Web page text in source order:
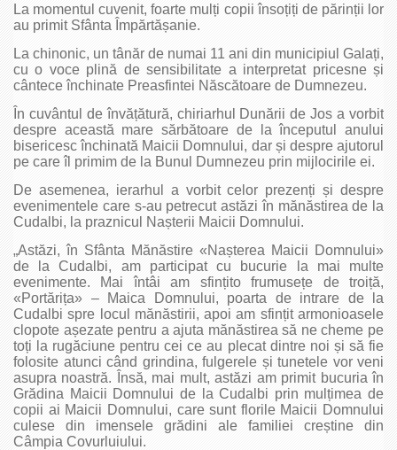
La momentul cuvenit, foarte mulți copii însoțiți de părinții lor
au primit Sfânta Împărtășanie.
La chinonic, un tânăr de numai 11 ani din municipiul Galați,
cu o voce plină de sensibilitate a interpretat pricesne și
cântece închinate Preasfintei Născătoare de Dumnezeu.
În cuvântul de învățătură, chiriarhul Dunării de Jos a vorbit
despre această mare sărbătoare de la începutul anului
bisericesc închinată Maicii Domnului, dar și despre ajutorul
pe care îl primim de la Bunul Dumnezeu prin mijlocirile ei.
De asemenea, ierarhul a vorbit celor prezenți și despre
evenimentele care s-au petrecut astăzi în mănăstirea de la
Cudalbi, la praznicul Nașterii Maicii Domnului.
„Astăzi, în Sfânta Mănăstire «Nașterea Maicii Domnului»
de la Cudalbi, am participat cu bucurie la mai multe
evenimente. Mai întâi am sfințito frumusețe de troiță,
«Portărița» – Maica Domnului, poarta de intrare de la
Cudalbi spre locul mănăstirii, apoi am sfințit armonioasele
clopote așezate pentru a ajuta mănăstirea să ne cheme pe
toți la rugăciune pentru cei ce au plecat dintre noi și să fie
folosite atunci când grindina, fulgerele și tunetele vor veni
asupra noastră. Însă, mai mult, astăzi am primit bucuria în
Grădina Maicii Domnului de la Cudalbi prin mulțimea de
copii ai Maicii Domnului, care sunt florile Maicii Domnului
culese din imensele grădini ale familiei creștine din
Câmpia Covurluiului.